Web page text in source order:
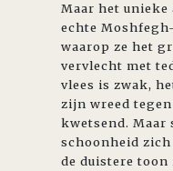
Maar het unieke
echte
waarop ze het
vervlecht met
vlees is zwak,
zijn wreed
kwetsend. Maar
schoonheid
de duistere toon